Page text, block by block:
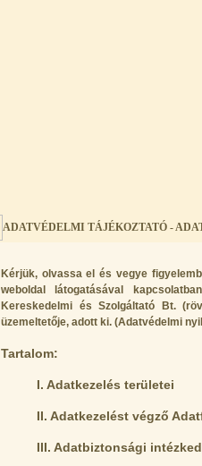
ADATVÉDELMI TÁJÉKOZTATÓ -
Kérjük, olvassa el és vegye
weboldal látogatásával
Kereskedelmi és Szolgáltató Bt.
üzemeltetője, adott ki. (Adatvédelmi
Tartalom:
I. Adatkezelés területei
II. Adatkezelést végző
III. Adatbiztonsági